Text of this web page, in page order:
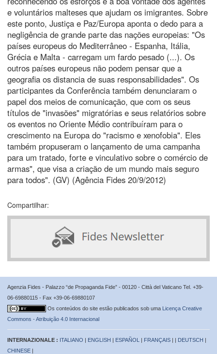
e voluntários malteses que ajudam os imigrantes. Sobre
este ponto, Justiça e Paz/Europa aponta o dedo para a
negligência de grande parte das nações europeias: "Os
países europeus do Mediterrâneo - Espanha, Itália,
Grécia e Malta - carregam um fardo pesado (...). Os
outros países europeus não podem pensar que a
geografia os distancia de suas responsabilidades". Os
participantes da Conferência também denunciaram o
papel dos meios de comunicação, que com os seus
títulos de "invasões" migratórias e seus relatórios sobre
os eventos no Oriente Médio contribuíram para o
crescimento na Europa do "racismo e xenofobia". Eles
também propuseram o lançamento de uma campanha
para um tratado, forte e vinculativo sobre o comércio de
armas", que visa a criação de um mundo mais seguro
para todos". (GV) (Agência Fides 20/9/2012)
Compartilhar:
Agenzia Fides - Palazzo “de Propaganda Fide” - 00120 - Città del Vaticano Tel. +39-
06-69880115 - Fax +39-06-69880107
Os conteúdos do site estão publicados sob uma Licença Creative
Commons - Atribuição 4.0 Internacional
INTERNAZIONALE : ITALIANO | ENGLISH | ESPAÑOL | FRANÇAIS | | DEUTSCH |
CHINESE |